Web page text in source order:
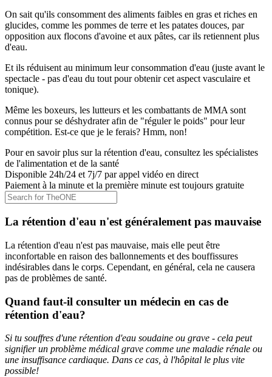
On sait qu'ils consomment des aliments faibles en gras et riches en
glucides, comme les pommes de terre et les patates douces, par
opposition aux flocons d'avoine et aux pâtes, car ils retiennent plus
d'eau.
Et ils réduisent au minimum leur consommation d'eau (juste avant le
spectacle - pas d'eau du tout pour obtenir cet aspect vasculaire et
tonique).
Même les boxeurs, les lutteurs et les combattants de MMA sont
connus pour se déshydrater afin de "réguler le poids" pour leur
compétition. Est-ce que je le ferais? Hmm, non!
Pour en savoir plus sur la rétention d'eau, consultez les spécialistes
de l'alimentation et de la santé
Disponible 24h/24 et 7j/7 par appel vidéo en direct
Paiement à la minute et la première minute est toujours gratuite
La rétention d'eau n'est généralement pas mauvaise
La rétention d'eau n'est pas mauvaise, mais elle peut être
inconfortable en raison des ballonnements et des bouffissures
indésirables dans le corps. Cependant, en général, cela ne causera
pas de problèmes de santé.
Quand faut-il consulter un médecin en cas de
rétention d'eau?
Si tu souffres d'une rétention d'eau soudaine ou grave - cela peut
signifier un problème médical grave comme une maladie rénale ou
une insuffisance cardiaque. Dans ce cas, à l'hôpital le plus vite
possible!